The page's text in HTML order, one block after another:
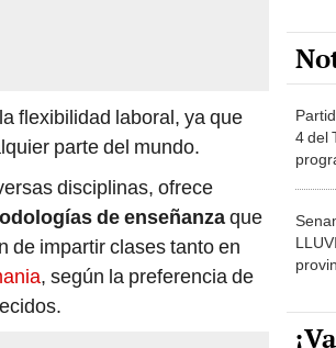
flexibilidad laboral, ya que
parte del mundo.
disciplinas, ofrece
de enseñanza que
de impartir clases tanto en
, según la preferencia de
4 del